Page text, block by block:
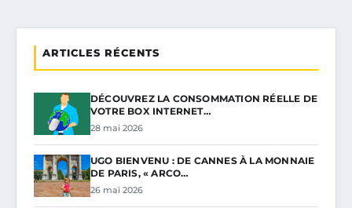
ARTICLES RÉCENTS
DÉCOUVREZ LA CONSOMMATION RÉELLE DE
VOTRE BOX INTERNET…
28 mai 2026
UGO BIENVENU : DE CANNES À LA MONNAIE
DE PARIS, « ARCO…
26 mai 2026